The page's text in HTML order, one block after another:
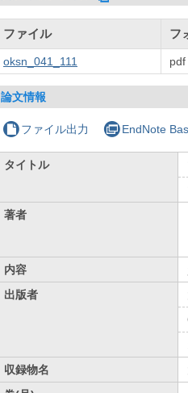
ファイル フ
oksn_041_111 pdf
論文情報
ファイル出力 EndNote
タイトル
著者
内容
出版者
収録物名